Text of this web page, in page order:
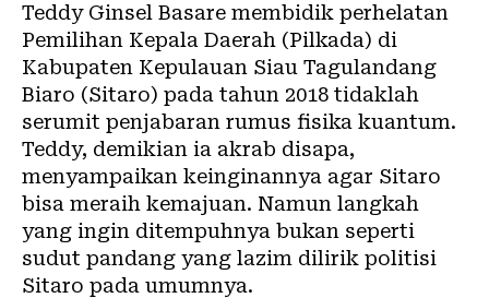
Teddy Ginsel Basare membidik perhelatan
Pemilihan Kepala Daerah (Pilkada) di
Kabupaten Kepulauan Siau Tagulandang
Biaro (Sitaro) pada tahun 2018 tidaklah
serumit penjabaran rumus fisika kuantum.
Teddy, demikian ia akrab disapa,
menyampaikan keinginannya agar Sitaro
bisa meraih kemajuan. Namun langkah
yang ingin ditempuhnya bukan seperti
sudut pandang yang lazim dilirik politisi
Sitaro pada umumnya.